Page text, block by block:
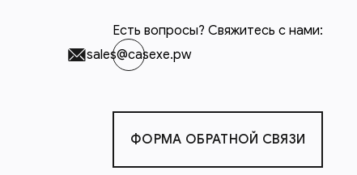
Есть вопросы? Свяжитесь с нами:
sales@casexe.pw
ФОРМА ОБРАТНОЙ СВЯЗИ